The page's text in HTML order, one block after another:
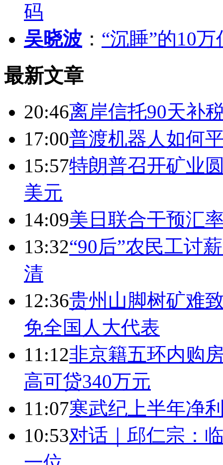
码
吴晓波 ： “沉睡”的10
最新文章
20:46离岸信托90天补
17:00普渡机器人如何
15:57特朗普召开矿业
美元
14:09美日联合干预汇
13:32“90后”农民工讨
清
12:36贵州山脚树矿难
免全国人大代表
11:12非京籍五环内购
高可贷340万元
11:07寒武纪上半年净
10:53对话｜邱仁宗：